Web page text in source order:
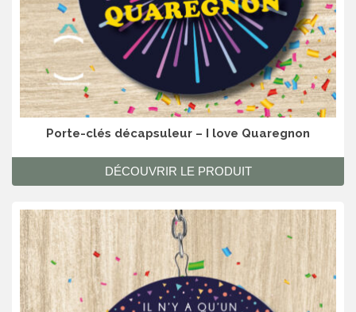
Porte-clés décapsuleur – I love Quaregnon
DÉCOUVRIR LE PRODUIT